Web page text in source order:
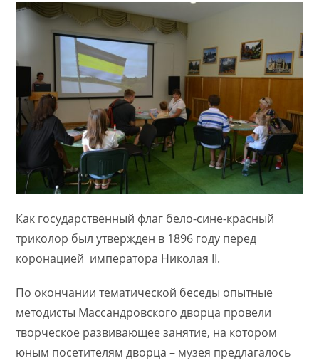
Как государственный флаг бело-сине-красный
триколор был утвержден в 1896 году перед
коронацией императора Николая II.
По окончании тематической беседы опытные
методисты Массандровского дворца провели
творческое развивающее занятие, на котором
юным посетителям дворца – музея предлагалось